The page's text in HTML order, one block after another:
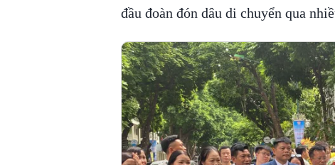
đầu đoàn đón dâu di chuyển qua